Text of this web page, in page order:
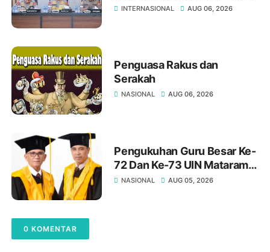
INTERNASIONAL AUG 06, 2026
Penguasa Rakus dan
Serakah
NASIONAL AUG 06, 2026
Pengukuhan Guru Besar Ke-
72 Dan Ke-73 UIN Mataram:
Meneguhkan Kampus
NASIONAL AUG 05, 2026
0 KOMENTAR